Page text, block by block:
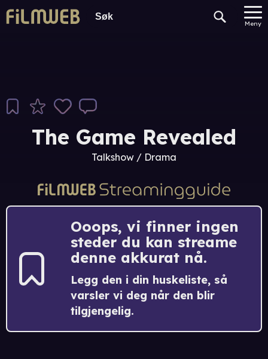
Meny
The Game Revealed
Talkshow / Drama
Ooops, vi finner ingen
steder du kan streame
denne akkurat nå.
Legg den i din huskeliste, så
varsler vi deg når den blir
tilgjengelig.